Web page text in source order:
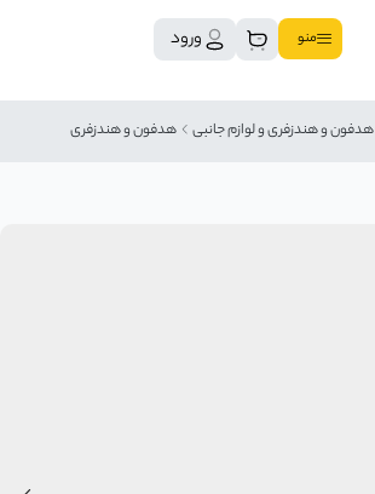
منو ورود
هدفون و هندزفری و لوازم جانبی هدفون و هندزفری